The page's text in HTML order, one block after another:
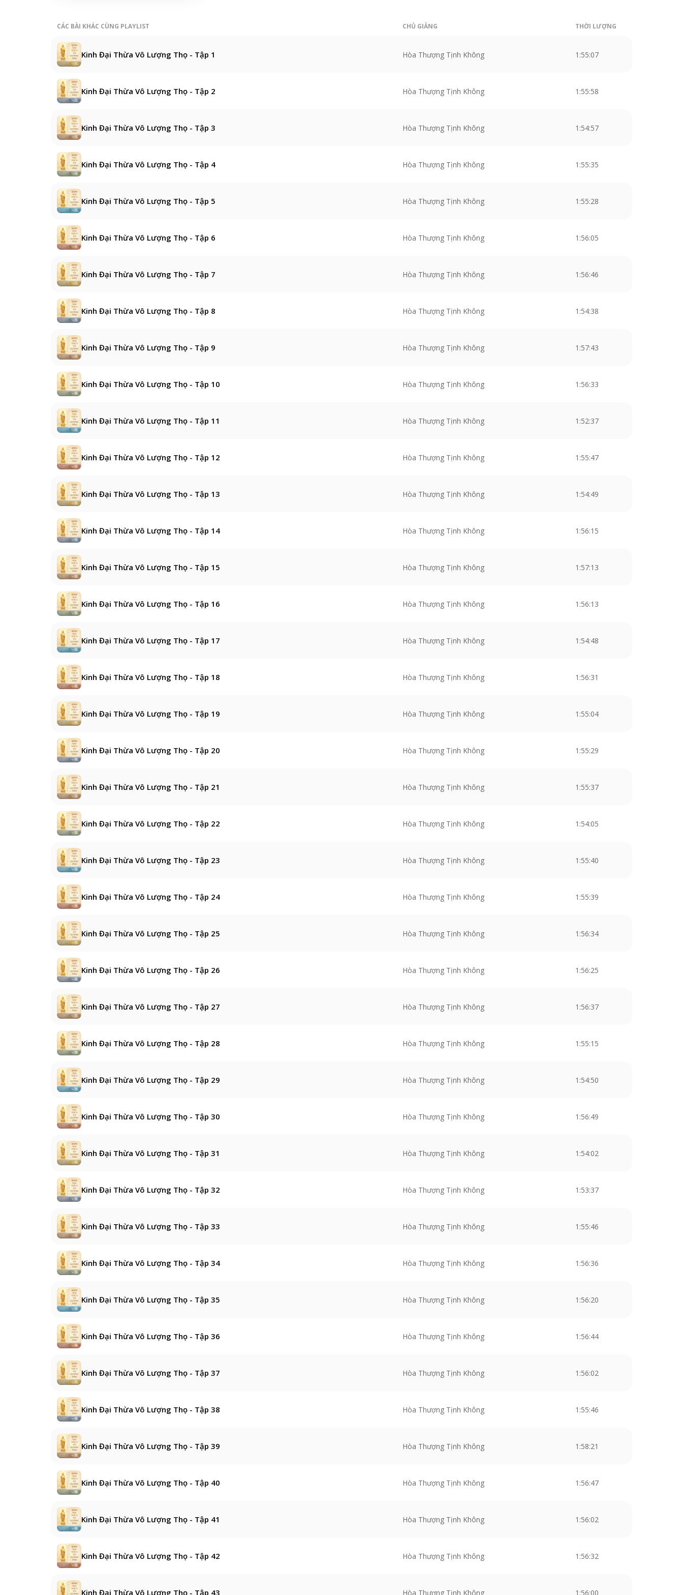
CÁC BÀI KHÁC CÙNG PLAYLIST CHỦ GIẢNG THỜI LƯỢNG
Kinh Đại Thừa Vô Lượng Thọ - Tập 1 Hòa Thượng Tịnh Không 1:55:07
Kinh Đại Thừa Vô Lượng Thọ - Tập 2 Hòa Thượng Tịnh Không 1:55:58
Kinh Đại Thừa Vô Lượng Thọ - Tập 3 Hòa Thượng Tịnh Không 1:54:57
Kinh Đại Thừa Vô Lượng Thọ - Tập 4 Hòa Thượng Tịnh Không 1:55:35
Kinh Đại Thừa Vô Lượng Thọ - Tập 5 Hòa Thượng Tịnh Không 1:55:28
Kinh Đại Thừa Vô Lượng Thọ - Tập 6 Hòa Thượng Tịnh Không 1:56:05
Kinh Đại Thừa Vô Lượng Thọ - Tập 7 Hòa Thượng Tịnh Không 1:56:46
Kinh Đại Thừa Vô Lượng Thọ - Tập 8 Hòa Thượng Tịnh Không 1:54:38
Kinh Đại Thừa Vô Lượng Thọ - Tập 9 Hòa Thượng Tịnh Không 1:57:43
Kinh Đại Thừa Vô Lượng Thọ - Tập 10 Hòa Thượng Tịnh Không 1:56:33
Kinh Đại Thừa Vô Lượng Thọ - Tập 11 Hòa Thượng Tịnh Không 1:52:37
Kinh Đại Thừa Vô Lượng Thọ - Tập 12 Hòa Thượng Tịnh Không 1:55:47
Kinh Đại Thừa Vô Lượng Thọ - Tập 13 Hòa Thượng Tịnh Không 1:54:49
Kinh Đại Thừa Vô Lượng Thọ - Tập 14 Hòa Thượng Tịnh Không 1:56:15
Kinh Đại Thừa Vô Lượng Thọ - Tập 15 Hòa Thượng Tịnh Không 1:57:13
Kinh Đại Thừa Vô Lượng Thọ - Tập 16 Hòa Thượng Tịnh Không 1:56:13
Kinh Đại Thừa Vô Lượng Thọ - Tập 17 Hòa Thượng Tịnh Không 1:54:48
Kinh Đại Thừa Vô Lượng Thọ - Tập 18 Hòa Thượng Tịnh Không 1:56:31
Kinh Đại Thừa Vô Lượng Thọ - Tập 19 Hòa Thượng Tịnh Không 1:55:04
Kinh Đại Thừa Vô Lượng Thọ - Tập 20 Hòa Thượng Tịnh Không 1:55:29
Kinh Đại Thừa Vô Lượng Thọ - Tập 21 Hòa Thượng Tịnh Không 1:55:37
Kinh Đại Thừa Vô Lượng Thọ - Tập 22 Hòa Thượng Tịnh Không 1:54:05
Kinh Đại Thừa Vô Lượng Thọ - Tập 23 Hòa Thượng Tịnh Không 1:55:40
Kinh Đại Thừa Vô Lượng Thọ - Tập 24 Hòa Thượng Tịnh Không 1:55:39
Kinh Đại Thừa Vô Lượng Thọ - Tập 25 Hòa Thượng Tịnh Không 1:56:34
Kinh Đại Thừa Vô Lượng Thọ - Tập 26 Hòa Thượng Tịnh Không 1:56:25
Kinh Đại Thừa Vô Lượng Thọ - Tập 27 Hòa Thượng Tịnh Không 1:56:37
Kinh Đại Thừa Vô Lượng Thọ - Tập 28 Hòa Thượng Tịnh Không 1:55:15
Kinh Đại Thừa Vô Lượng Thọ - Tập 29 Hòa Thượng Tịnh Không 1:54:50
Kinh Đại Thừa Vô Lượng Thọ - Tập 30 Hòa Thượng Tịnh Không 1:56:49
Kinh Đại Thừa Vô Lượng Thọ - Tập 31 Hòa Thượng Tịnh Không 1:54:02
Kinh Đại Thừa Vô Lượng Thọ - Tập 32 Hòa Thượng Tịnh Không 1:53:37
Kinh Đại Thừa Vô Lượng Thọ - Tập 33 Hòa Thượng Tịnh Không 1:55:46
Kinh Đại Thừa Vô Lượng Thọ - Tập 34 Hòa Thượng Tịnh Không 1:56:36
Kinh Đại Thừa Vô Lượng Thọ - Tập 35 Hòa Thượng Tịnh Không 1:56:20
Kinh Đại Thừa Vô Lượng Thọ - Tập 36 Hòa Thượng Tịnh Không 1:56:44
Kinh Đại Thừa Vô Lượng Thọ - Tập 37 Hòa Thượng Tịnh Không 1:56:02
Kinh Đại Thừa Vô Lượng Thọ - Tập 38 Hòa Thượng Tịnh Không 1:55:46
Kinh Đại Thừa Vô Lượng Thọ - Tập 39 Hòa Thượng Tịnh Không 1:58:21
Kinh Đại Thừa Vô Lượng Thọ - Tập 40 Hòa Thượng Tịnh Không 1:56:47
Kinh Đại Thừa Vô Lượng Thọ - Tập 41 Hòa Thượng Tịnh Không 1:56:02
Kinh Đại Thừa Vô Lượng Thọ - Tập 42 Hòa Thượng Tịnh Không 1:56:32
Kinh Đại Thừa Vô Lượng Thọ - Tập 43 Hòa Thượng Tịnh Không 1:56:00